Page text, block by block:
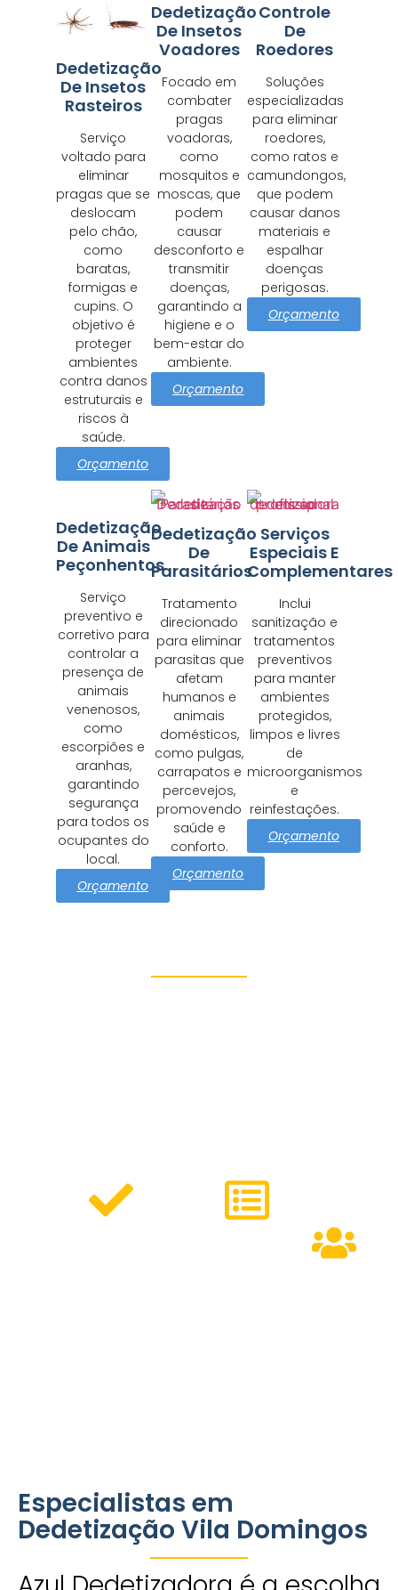
Dedetização
De Insetos
Rasteiros
Serviço
voltado para
eliminar
pragas que se
deslocam
pelo chão,
como
baratas,
formigas e
cupins. O
objetivo é
proteger
ambientes
contra danos
estruturais e
riscos à
saúde.
Orçamento
Dedetização
De Insetos
Voadores
Focado em
combater
pragas
voadoras,
como
mosquitos e
moscas, que
podem
causar
desconforto e
transmitir
doenças,
garantindo a
higiene e o
bem-estar do
ambiente.
Orçamento
Controle
De
Roedores
Soluções
especializadas
para eliminar
roedores,
como ratos e
camundongos,
que podem
causar danos
materiais e
espalhar
doenças
perigosas.
Orçamento
Dedetização
De Animais
Peçonhentos
Serviço
preventivo e
corretivo para
controlar a
presença de
animais
venenosos,
como
escorpiões e
aranhas,
garantindo
segurança
para todos os
ocupantes do
local.
Orçamento
Dedetização
De
Parasitários
Tratamento
direcionado
para eliminar
parasitas que
afetam
humanos e
animais
domésticos,
como pulgas,
carrapatos e
percevejos,
promovendo
saúde e
conforto.
Orçamento
Serviços
Especiais E
Complementares
Inclui
sanitização e
tratamentos
preventivos
para manter
ambientes
protegidos,
limpos e livres
de
microorganismos
e
reinfestações.
Orçamento
Especialistas em
Dedetização Vila Domingos